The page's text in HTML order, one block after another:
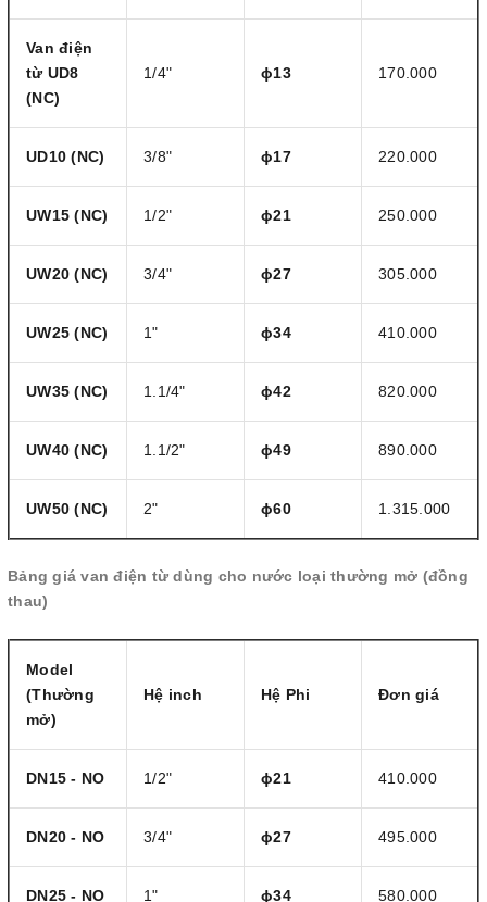
Van điện
từ UD8
(NC)
1/4" ɸ13 170.000
UD10 (NC) 3/8" ɸ17 220.000
UW15(NC) 1/2" ɸ21 250.000
UW20(NC) 3/4" ɸ27 305.000
UW25(NC) 1" ɸ34 410.000
UW35(NC) 1.1/4" ɸ42 820.000
UW40(NC) 1.1/2" ɸ49 890.000
UW50(NC) 2" ɸ60 1.315.000
Bảng giá van điện từ dùng cho nước loại thường mở (đồng
thau)
Model
(Thường
mở)
Hệ inch Hệ Phi Đơn giá
DN15 - NO 1/2" ɸ21 410.000
DN20 - NO 3/4" ɸ27 495.000
DN25 - NO 1" ɸ34 580.000